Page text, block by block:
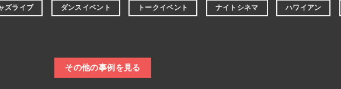
ズライブ ダンスイベント トークイベント ナイトシネマ ハワイアン
その他の事例を見る